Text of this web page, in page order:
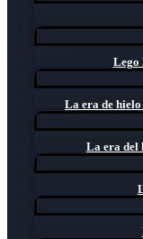
Lego
La era de
La era del